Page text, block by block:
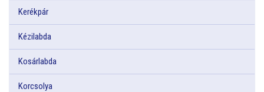
Kerékpár
Kézilabda
Kosárlabda
Korcsolya